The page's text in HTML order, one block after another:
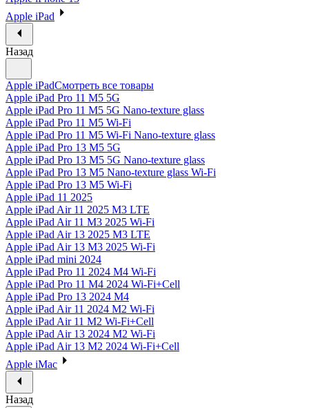
Apple iPad
Назад
Apple iPadСмотреть все товары
Apple iPad Pro 11 M5 5G
Apple iPad Pro 11 M5 5G Nano-texture glass
Apple iPad Pro 11 M5 Wi-Fi
Apple iPad Pro 11 M5 Wi-Fi Nano-texture glass
Apple iPad Pro 13 M5 5G
Apple iPad Pro 13 M5 5G Nano-texture glass
Apple iPad Pro 13 M5 Nano-texture glass Wi-Fi
Apple iPad Pro 13 M5 Wi-Fi
Apple iPad 11 2025
Apple iPad Air 11 2025 M3 LTE
Apple iPad Air 11 M3 2025 Wi-Fi
Apple iPad Air 13 2025 M3 LTE
Apple iPad Air 13 M3 2025 Wi-Fi
Apple iPad mini 2024
Apple iPad Pro 11 2024 M4 Wi-Fi
Apple iPad Pro 11 M4 2024 Wi-Fi+Cell
Apple iPad Pro 13 2024 M4
Apple iPad Air 11 2024 M2 Wi-Fi
Apple iPad Air 11 M2 Wi-Fi+Cell
Apple iPad Air 13 2024 M2 Wi-Fi
Apple iPad Air 13 M2 2024 Wi-Fi+Cell
Apple iMac
Назад